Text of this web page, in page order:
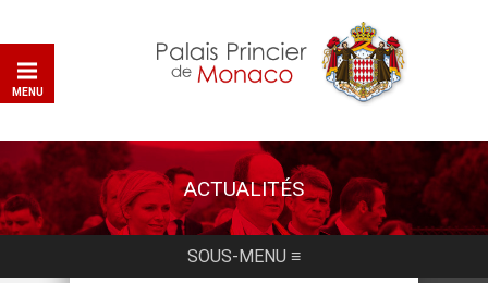
MENU
ACTUALITÉS
SOUS-MENU ≡